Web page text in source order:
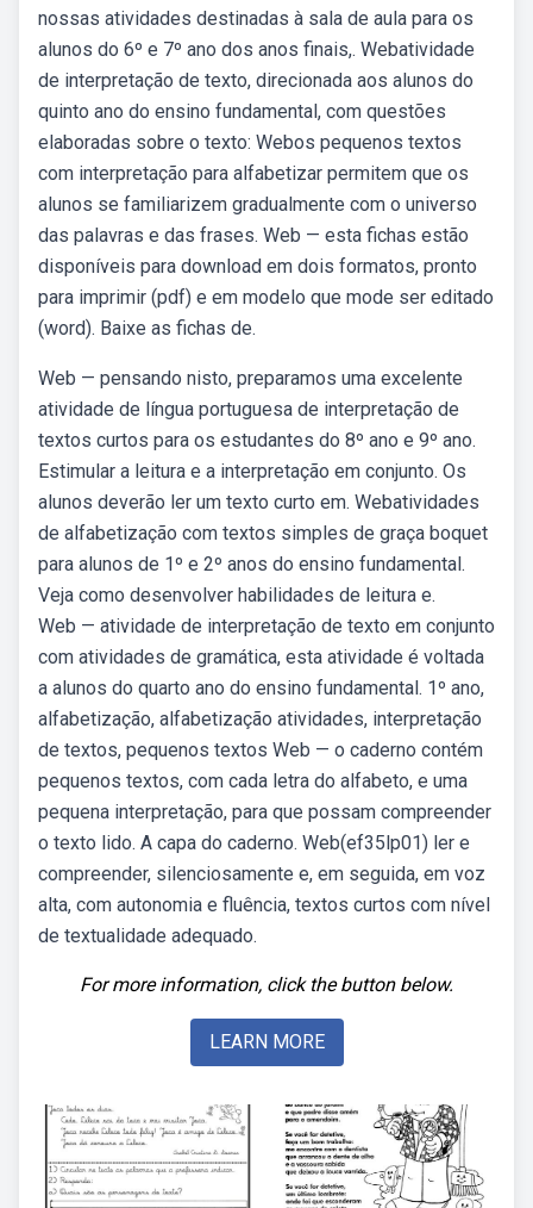
nossas atividades destinadas à sala de aula para os
alunos do 6º e 7º ano dos anos finais,. Webatividade
de interpretação de texto, direcionada aos alunos do
quinto ano do ensino fundamental, com questões
elaboradas sobre o texto: Webos pequenos textos
com interpretação para alfabetizar permitem que os
alunos se familiarizem gradualmente com o universo
das palavras e das frases. Web — esta fichas estão
disponíveis para download em dois formatos, pronto
para imprimir (pdf) e em modelo que mode ser editado
(word). Baixe as fichas de.
Web — pensando nisto, preparamos uma excelente
atividade de língua portuguesa de interpretação de
textos curtos para os estudantes do 8º ano e 9º ano.
Estimular a leitura e a interpretação em conjunto. Os
alunos deverão ler um texto curto em. Webatividades
de alfabetização com textos simples de graça boquet
para alunos de 1º e 2º anos do ensino fundamental.
Veja como desenvolver habilidades de leitura e.
Web — atividade de interpretação de texto em conjunto
com atividades de gramática, esta atividade é voltada
a alunos do quarto ano do ensino fundamental. 1º ano,
alfabetização, alfabetização atividades, interpretação
de textos, pequenos textos Web — o caderno contém
pequenos textos, com cada letra do alfabeto, e uma
pequena interpretação, para que possam compreender
o texto lido. A capa do caderno. Web(ef35lp01) ler e
compreender, silenciosamente e, em seguida, em voz
alta, com autonomia e fluência, textos curtos com nível
de textualidade adequado.
For more information, click the button below.
LEARN MORE